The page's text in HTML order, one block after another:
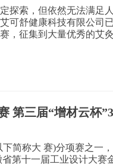
探索，但依然无法满足
可舒健康科技有限公司
，征集到大量优秀的艾
续推动艾灸器具革新，
第三届“增材云杯
简称大 赛)分项赛之一
第十一届工业设计大赛